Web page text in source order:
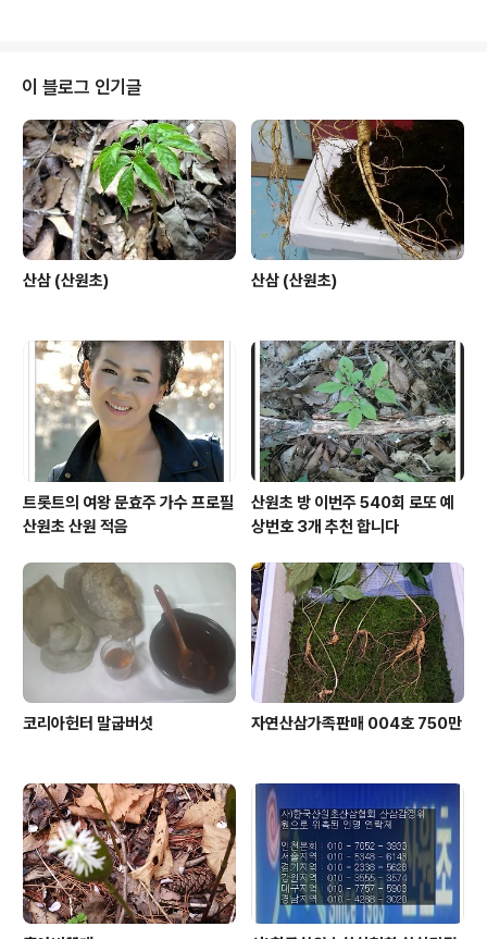
이 블로그 인기글
산삼 (산원초) 산삼 (산원초)
트롯트의 여왕 문효주 가수 프로필
산원초 산원 적음
산원초 방 이번주 540회 로또 예
상번호 3개 추천 합니다
코리아헌터 말굽버섯 자연산삼가족판매 004호 750만